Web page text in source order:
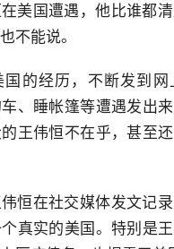
美国遭遇，他比谁都
不能说。
国的经历，不断发到网
、睡帐篷等遭遇发出
王伟恒不在乎，甚至
恒在社交媒体发文记录
真实的美国。特别是